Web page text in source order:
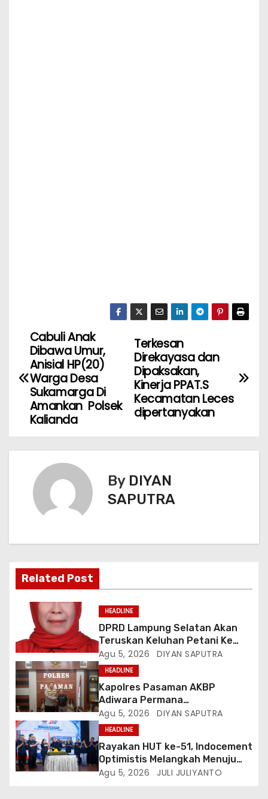
Terkesan
Direkayasa dan
Dipaksakan,
Kinerja PPAT.S
Kecamatan Leces
dipertanyakan
Cabuli Anak
Dibawa Umur,
Anisial HP(20)
Warga Desa
Sukamarga Di
Amankan Polsek
Kalianda
By DIYAN
SAPUTRA
Related Post
HEADLINE
DPRD Lampung Selatan Akan
Teruskan Keluhan Petani Ke
Dinas Terkait, Minta Audit
Penyaluran Pupuk Bersubsidi Di
Desa Budi Lestari
Agu 5, 2026 DIYAN SAPUTRA
HEADLINE
Kapolres Pasaman AKBP
Adiwara Permana
Anggawisastra S.I.K. Sambut
Kedatangan Kepala Cakrawala
Tv Sumatera Barat
Agu 5, 2026 DIYAN SAPUTRA
HEADLINE
Rayakan HUT ke-51, Indocement
Optimistis Melangkah Menuju
Masa Depan Lebih Hijau
Agu 5, 2026 JULI JULIYANTO